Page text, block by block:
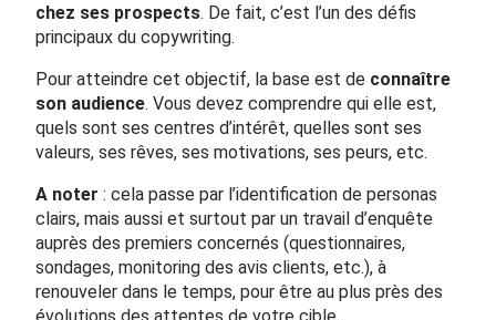
chez ses prospects. De fait, c’est l’un des défis
principaux du copywriting.
Pour atteindre cet objectif, la base est de connaître
son audience. Vous devez comprendre qui elle est,
quels sont ses centres d’intérêt, quelles sont ses
valeurs, ses rêves, ses motivations, ses peurs, etc.
A noter : cela passe par l’identification de personas
clairs, mais aussi et surtout par un travail d’enquête
auprès des premiers concernés (questionnaires,
sondages, monitoring des avis clients, etc.), à
renouveler dans le temps, pour être au plus près des
évolutions des attentes de votre cible.